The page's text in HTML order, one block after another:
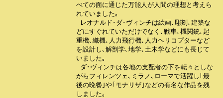
べての面に通じた万能人が人間の理想と考えら
れていました｡
レオナルド･ダ･ヴィンチは絵画､彫刻､建築な
どにすぐれていただけでなく､戦車､機関銃､起
重機､織機､人力飛行機､人力ヘリコプターなど
を設計し､解剖学､地学､土木学などにも長じて
いました｡
ダ･ヴィンチは各地の支配者の下を転々としな
がらフィレンツェ､ミラノ､ローマで活躍し｢最
後の晩餐｣や｢モナリザ｣などの有名な作品を残
しました｡